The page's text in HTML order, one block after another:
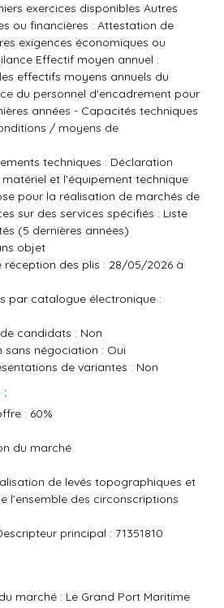
exercices disponibles Autres
ou financières : Attestation de
exigences économiques ou
Effectif moyen annuel :
effectifs moyens annuels du
du personnel d'encadrement pour
années - Capacités techniques
/ moyens de
techniques : Déclaration
et l'équipement technique
pour la réalisation de marchés de
sur des services spécifiés : Liste
(5 dernières années)
objet
réception des plis : 28/05/2026 à
par catalogue électronique :
candidats : Non
négociation : Oui
de variantes : Non
:
: 60%
du marché
de levés topographiques et
l'ensemble des circonscriptions
principal : 71351810
marché : Le Grand Port Maritime